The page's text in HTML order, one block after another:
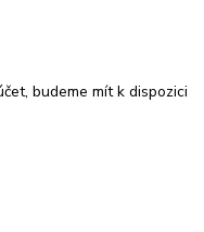
budeme mít k dispozici